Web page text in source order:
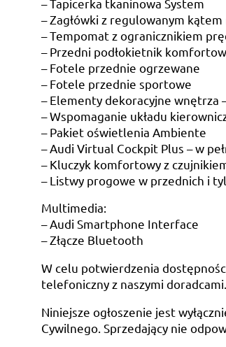
– Zagłówki z regulowanym
– Tempomat z ogranicznikiem
– Przedni podłokietnik
– Fotele przednie ogrzewane
– Fotele przednie sportowe
– Elementy dekoracyjne wnętrza
– Wspomaganie układu
– Pakiet oświetlenia Ambiente
– Audi Virtual Cockpit Plus – w
– Kluczyk komfortowy z
– Listwy progowe w przednich i
Multimedia:
– Audi Smartphone Interface
– Złącze Bluetooth
W celu potwierdzenia
telefoniczny z naszymi doradcami.
Niniejsze ogłoszenie jest
Cywilnego. Sprzedający nie